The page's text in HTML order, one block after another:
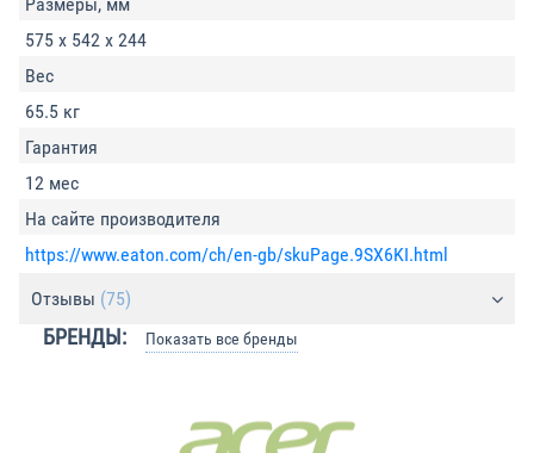
575 х 542 х 244
Вес
65.5 кг
Гарантия
12 мес
На сайте производителя
https://www.eaton.com/ch/en-gb/skuPage.9SX6KI.html
Отзывы (75)
БРЕНДЫ: Показать все бренды